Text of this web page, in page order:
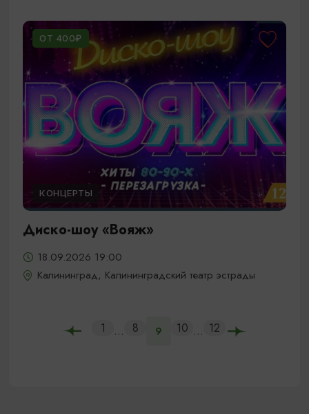
ОТ 400₽
КОНЦЕРТЫ
Диско-шоу «Вояж»
18.09.2026 19:00
Калининград, Калининградский театр эстрады
1 ... 8 9 10 ... 12